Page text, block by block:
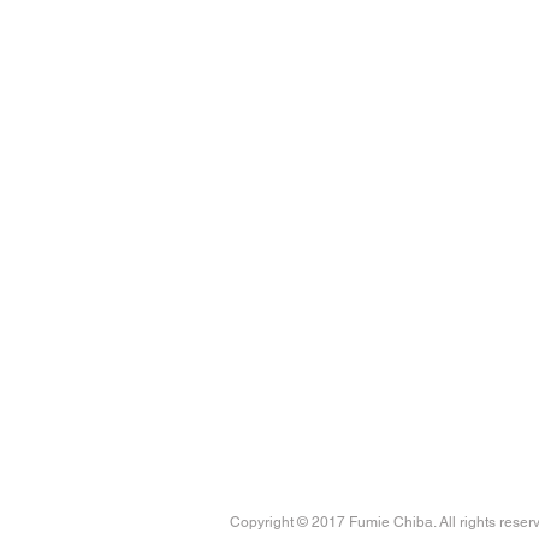
Copyright © 2017 Fumie Chiba. All rights